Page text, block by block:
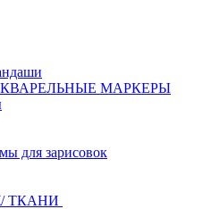
АКВАРЕЛЬНЫЕ МАРКЕРЫ
для зарисовок
ТКАНИ